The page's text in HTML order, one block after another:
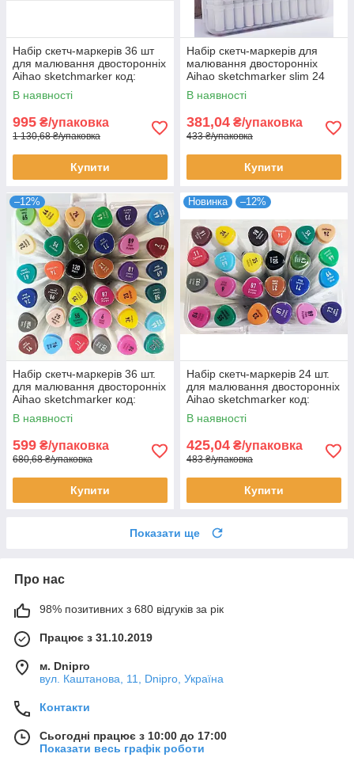
Набір скетч-маркерів 36 шт
для малювання двосторонніх
Aihao sketchmarker код:
PM508-36
В наявності
995 ₴/упаковка
1 130,68 ₴/упаковка
Купити
Набір скетч-маркерів для
малювання двосторонніх
Aihao sketchmarker slim 24
шт/уп код: PM513-24
В наявності
381,04 ₴/упаковка
433 ₴/упаковка
Купити
–12%
Набір скетч-маркерів 36 шт.
для малювання двосторонніх
Aihao sketchmarker код:
PM514-36
В наявності
599 ₴/упаковка
680,68 ₴/упаковка
Купити
Новинка –12%
Набір скетч-маркерів 24 шт.
для малювання двосторонніх
Aihao sketchmarker код:
PM514-24
В наявності
425,04 ₴/упаковка
483 ₴/упаковка
Купити
Показати ще
Про нас
98% позитивних з 680 відгуків за рік
Працює з 31.10.2019
м. Dnipro
вул. Каштанова, 11, Dnipro, Україна
Контакти
Сьогодні працює з 10:00 до 17:00
Показати весь графік роботи